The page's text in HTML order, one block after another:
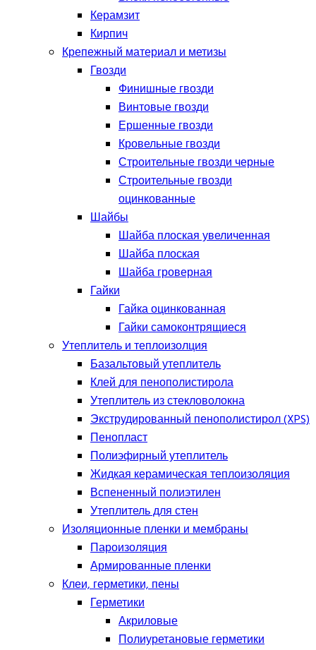
Керамзит
Кирпич
Крепежный материал и метизы
Гвозди
Финишные гвозди
Винтовые гвозди
Ершенные гвозди
Кровельные гвозди
Строительные гвозди черные
Строительные гвозди
оцинкованные
Шайбы
Шайба плоская увеличенная
Шайба плоская
Шайба гроверная
Гайки
Гайка оцинкованная
Гайки самоконтрящиеся
Утеплитель и теплоизолция
Базальтовый утеплитель
Клей для пенополистирола
Утеплитель из стекловолокна
Экструдированный пенополистирол (XPS)
Пенопласт
Полиэфирный утеплитель
Жидкая керамическая теплоизоляция
Вспененный полиэтилен
Утеплитель для стен
Изоляционные пленки и мембраны
Пароизоляция
Армированные пленки
Клеи, герметики, пены
Герметики
Акриловые
Полиуретановые герметики